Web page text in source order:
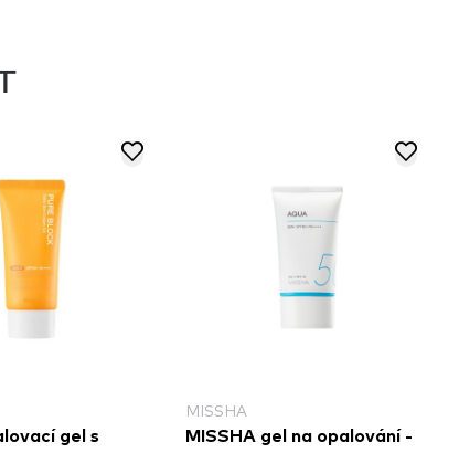
gel s
MISSHA
MISSHA gel na opalování -